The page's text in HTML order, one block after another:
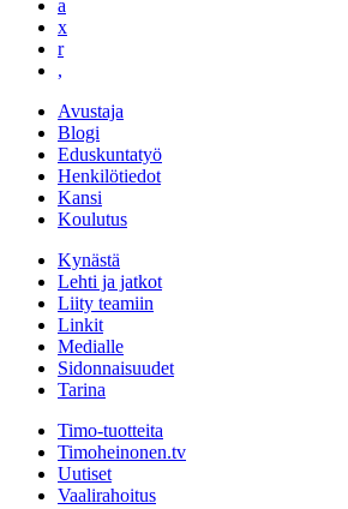
a
x
r
,
Avustaja
Blogi
Eduskuntatyö
Henkilötiedot
Kansi
Koulutus
Kynästä
Lehti ja jatkot
Liity teamiin
Linkit
Medialle
Sidonnaisuudet
Tarina
Timo-tuotteita
Timoheinonen.tv
Uutiset
Vaalirahoitus